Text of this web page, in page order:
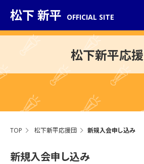
松下 新平 OFFICIAL SITE
松下新平応
TOP 松下新平応援団 新規入会申し込み
新規入会申し込み